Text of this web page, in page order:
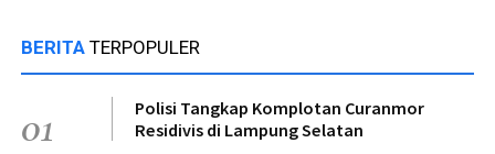
BERITA TERPOPULER
01
Polisi Tangkap Komplotan Curanmor
Residivis di Lampung Selatan